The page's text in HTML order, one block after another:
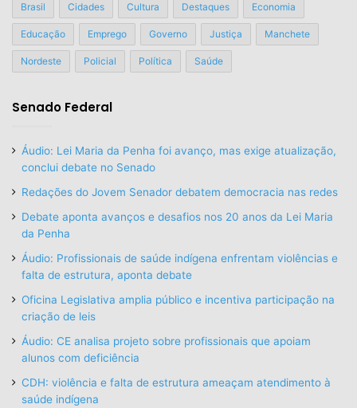
Brasil Cidades Cultura Destaques Economia
Educação Emprego Governo Justiça Manchete
Nordeste Policial Política Saúde
Senado Federal
Áudio: Lei Maria da Penha foi avanço, mas exige atualização,
conclui debate no Senado
Redações do Jovem Senador debatem democracia nas redes
Debate aponta avanços e desafios nos 20 anos da Lei Maria
da Penha
Áudio: Profissionais de saúde indígena enfrentam violências e
falta de estrutura, aponta debate
Oficina Legislativa amplia público e incentiva participação na
criação de leis
Áudio: CE analisa projeto sobre profissionais que apoiam
alunos com deficiência
CDH: violência e falta de estrutura ameaçam atendimento à
saúde indígena